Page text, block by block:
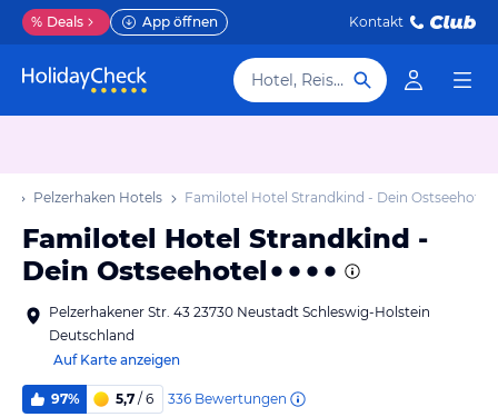
% Deals App öffnen Kontakt
Hotel, Reiseziel
Pelzerhaken Hotels Familotel Hotel Strandkind - Dein Ostseehotel
Familotel Hotel Strandkind -
Dein Ostseehotel
Pelzerhakener Str. 43 23730 Neustadt Schleswig-Holstein
Deutschland
Auf Karte anzeigen
97% 5,7 / 6 336 Bewertungen